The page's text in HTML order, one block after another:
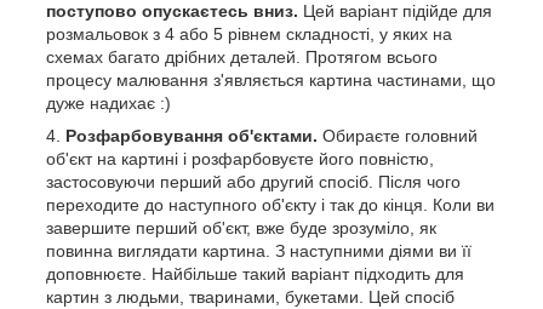
поступово опускаєтесь вниз. Цей варіант підійде для
розмальовок з 4 або 5 рівнем складності, у яких на
схемах багато дрібних деталей. Протягом всього
процесу малювання з'являється картина частинами, що
дуже надихає :)
Розфарбовування об'єктами. Обираєте головний
об'єкт на картині і розфарбовуєте його повністю,
застосовуючи перший або другий спосіб. Після чого
переходите до наступного об'єкту і так до кінця. Коли ви
завершите перший об'єкт, вже буде зрозуміло, як
повинна виглядати картина. З наступними діями ви її
доповнюєте. Найбільше такий варіант підходить для
картин з людьми, тваринами, букетами. Цей спосіб